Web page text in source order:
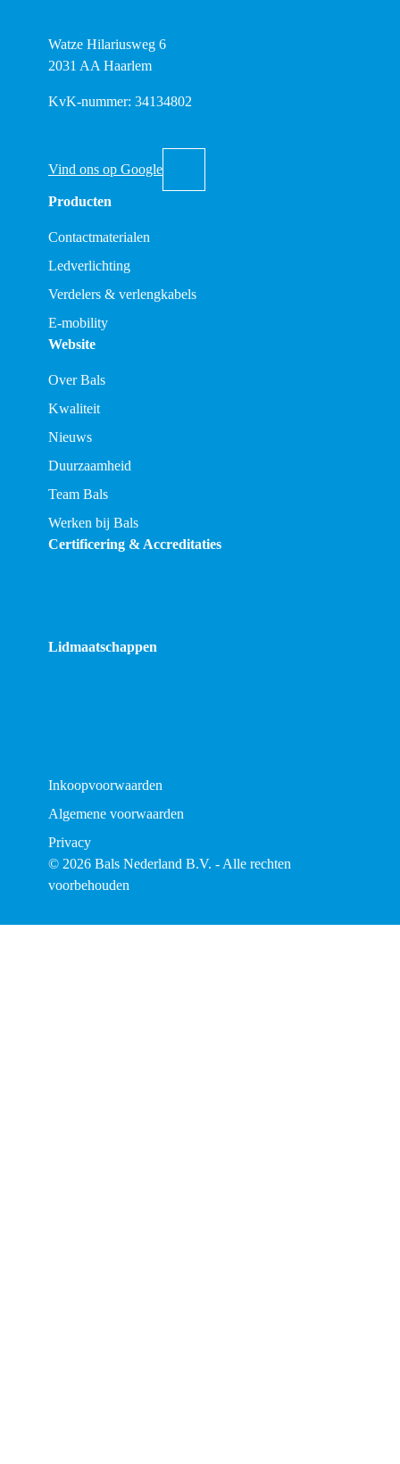
Watze Hilariusweg 6
2031 AA Haarlem
KvK-nummer: 34134802
Vind ons op Google
Producten
Contactmaterialen
Ledverlichting
Verdelers & verlengkabels
E-mobility
Website
Over Bals
Kwaliteit
Nieuws
Duurzaamheid
Team Bals
Werken bij Bals
Certificering & Accreditaties
Lidmaatschappen
Inkoopvoorwaarden
Algemene voorwaarden
Privacy
© 2026 Bals Nederland B.V. - Alle rechten
voorbehouden